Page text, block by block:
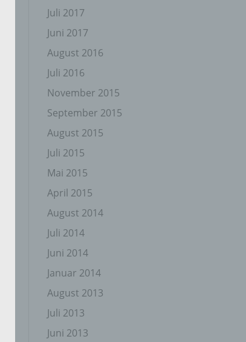
Juli 2017
Juni 2017
August 2016
Juli 2016
November 2015
September 2015
August 2015
Juli 2015
Mai 2015
April 2015
August 2014
Juli 2014
Juni 2014
Januar 2014
August 2013
Juli 2013
Juni 2013